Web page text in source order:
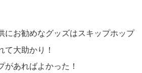
にお勧めなグッズはスキップホップ
て大助かり！
あればよかった！